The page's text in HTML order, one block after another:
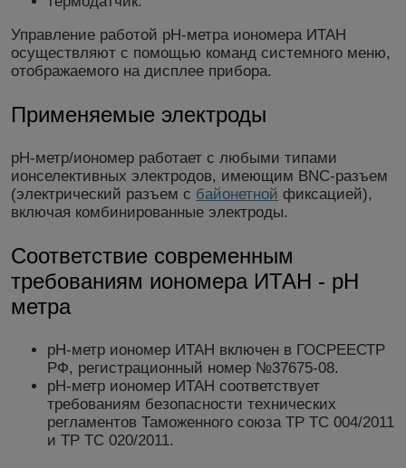
Управление работой рН-метра иономера ИТАН
осуществляют с помощью команд системного меню,
отображаемого на дисплее прибора.
Применяемые электроды
рН-метр/иономер работает с любыми типами
ионселективных электродов, имеющим BNC-разъем
(электрический разъем с байонетной фиксацией),
включая комбинированные электроды.
Соответствие современным
требованиям иономера ИТАН - рН
метра
рН-метр иономер ИТАН включен в ГОСРЕЕСТР
РФ, регистрационный номер №37675-08.
рН-метр иономер ИТАН соответствует
требованиям безопасности технических
регламентов Таможенного союза ТР ТС 004/2011
и ТР ТС 020/2011.